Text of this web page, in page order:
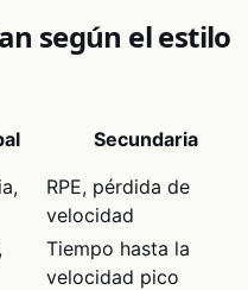
según el estilo
Secundaria
RPE, pérdida de
velocidad
Tiempo hasta la
velocidad pico